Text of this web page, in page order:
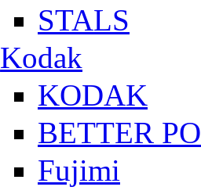
STALS
Kodak
KODAK
BETTER
Fujimi